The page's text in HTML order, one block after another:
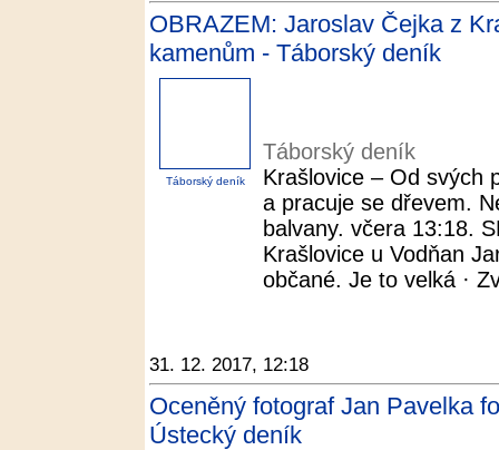
OBRAZEM: Jaroslav Čejka z
kamenům - Táborský deník
Táborský deník
Táborský deník
Krašlovice – Od svých
a pracuje se dřevem.
balvany. včera 13:18.
Krašlovice u Vodňan
občané. Je to velká ·
31. 12. 2017, 12:18
Oceněný fotograf Jan Pavelka
Ústecký deník